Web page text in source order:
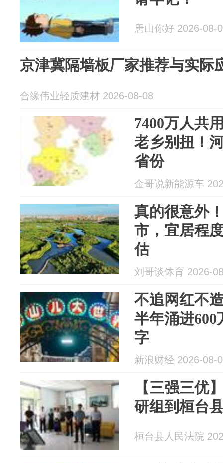
唐山你好 2026-08-
京津冀隔墙板厂家推荐与实际
合缘伟业轻质建材 2026-08-08
7400万人共
老乡别扭！
省份
金哥说新能源车
真的很意外
市，宜居程
估
刘哥谈体育 2026-
不追网红不
半年涌进600
字
新浪财经 2026-08-
【三强三优
研组到桓台
桓台县人民法院